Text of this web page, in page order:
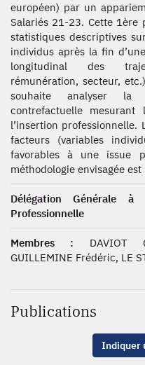
européen) par un
Salariés 21-23. Cette 1ère
statistiques descriptives
individus après la fin
longitudinal des
rémunération, secteur,
souhaite analyser la
contrefactuelle mesurant
l’insertion professionnelle.
facteurs (variables
favorables à une issue
méthodologie envisagée
Délégation Générale
Professionnelle
Membres : DAVIOT
GUILLEMINE Frédéric, LE
Publications
Indiquer